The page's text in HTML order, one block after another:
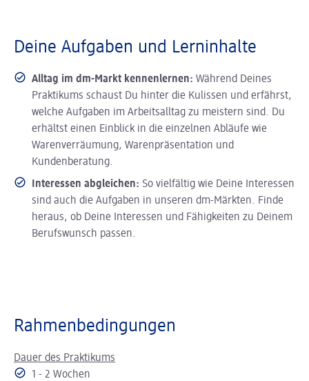
Deine Aufgaben und Lerninhalte
Alltag im dm-Markt kennenlernen: Während Deines
Praktikums schaust Du hinter die Kulissen und erfährst,
welche Aufgaben im Arbeitsalltag zu meistern sind. Du
erhältst einen Einblick in die einzelnen Abläufe wie
Warenverräumung, Warenpräsentation und
Kundenberatung.
Interessen abgleichen: So vielfältig wie Deine Interessen
sind auch die Aufgaben in unseren dm-Märkten. Finde
heraus, ob Deine Interessen und Fähigkeiten zu Deinem
Berufswunsch passen.
Rahmenbedingungen
Dauer des Praktikums
1 - 2 Wochen